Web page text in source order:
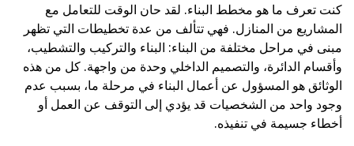
كنت تعرف ما هو مخطط البناء. لقد حان الوقت للتعامل مع
المشاريع من المنازل. فهي تتألف من عدة تخطيطات التي تظهر
مبنى في مراحل مختلفة من البناء: البناء والتركيب والتشطيب،
وأقسام الدائرة، والتصميم الداخلي وحدة من واجهة. كل من هذه
الوثائق هو المسؤول عن أعمال البناء في مرحلة ما، بسبب عدم
وجود واحد من الشخصيات قد يؤدي إلى التوقف عن العمل أو
أخطاء جسيمة في تنفيذه.